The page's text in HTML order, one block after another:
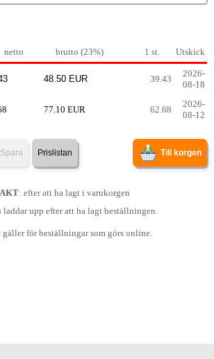
netto brutto (23%) 1 st. Utskick
39.43
2026-
08-18
77.10 EUR 62.68
2026-
08-12
Spara Prislistan Till korgen
: efter att ha lagt i varukorgen
laddar upp efter att ha lagt beställningen.
gäller för beställningar som görs online.